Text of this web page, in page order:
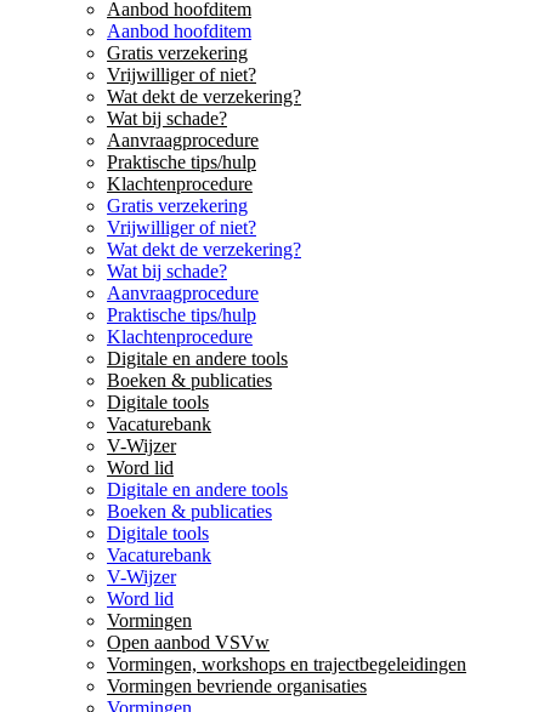
Aanbod hoofditem
Aanbod hoofditem
Gratis verzekering
Vrijwilliger of niet?
Wat dekt de verzekering?
Wat bij schade?
Aanvraagprocedure
Praktische tips/hulp
Klachtenprocedure
Gratis verzekering
Vrijwilliger of niet?
Wat dekt de verzekering?
Wat bij schade?
Aanvraagprocedure
Praktische tips/hulp
Klachtenprocedure
Digitale en andere tools
Boeken & publicaties
Digitale tools
Vacaturebank
V-Wijzer
Word lid
Digitale en andere tools
Boeken & publicaties
Digitale tools
Vacaturebank
V-Wijzer
Word lid
Vormingen
Open aanbod VSVw
Vormingen, workshops en trajectbegeleidingen
Vormingen bevriende organisaties
Vormingen